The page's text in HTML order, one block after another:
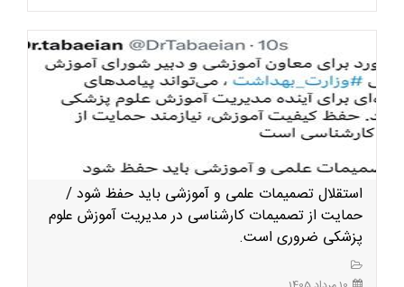
استقلال تصمیمات علمی و آموزشی باید حفظ شود /
حمایت از تصمیمات کارشناسی در مدیریت آموزش علوم
پزشکی ضروری است.